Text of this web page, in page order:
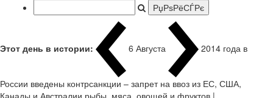
Этот день в истории: 6 Августа 2014 года в
России введены контрсанкции – запрет на ввоз из ЕС, США,
Канады и Австралии рыбы, мяса, овощей и фруктов.|